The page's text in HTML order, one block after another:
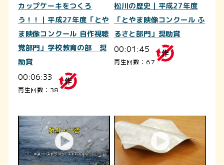
カップケーキをつくろ
う！！｜平成27年度「とや
ま映像コンクール 自作視聴
覚部門」学校教育の部 奨
励賞
00:06:33
再生回数：38
松川の歴史｜平成27年度
「とやま映像コンクール ふ
るさと部門」奨励賞
00:01:45
再生回数：67